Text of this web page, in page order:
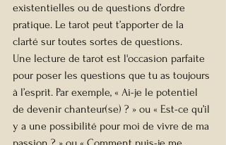
existentielles ou de questions d’ordre
pratique. Le tarot peut t’apporter de la
clarté sur toutes sortes de questions.
Une lecture de tarot est l'occasion parfaite
pour poser les questions que tu as toujours
à l’esprit. Par exemple, « Ai-je le potentiel
de devenir chanteur(se) ? » ou « Est-ce qu’il
y a une possibilité pour moi de vivre de ma